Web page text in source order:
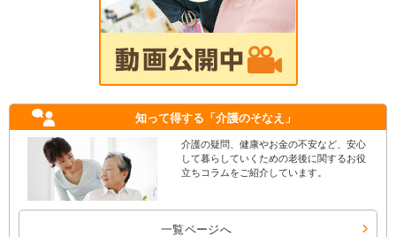
知って得する 「介護のそなえ」
介護の疑問、健康やお金の不安など、安心
して暮らしていくための老後に関するお役
立ちコラムをご紹介しています。
一覧ページへ